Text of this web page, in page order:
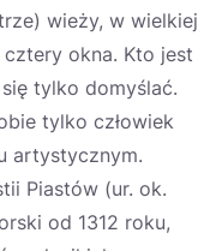
wieży, w wielkiej
okna. Kto jest
tylko domyślać.
tylko człowiek
artystycznym.
Piastów (ur. ok.
od 1312 roku,